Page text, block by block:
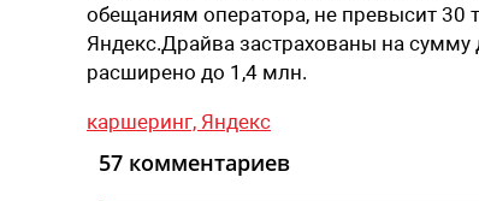
обещаниям оператора, не превысит 30
Яндекс.Драйва застрахованы на
расширено до 1,4 млн.
каршеринг, Яндекс
57 комментариев